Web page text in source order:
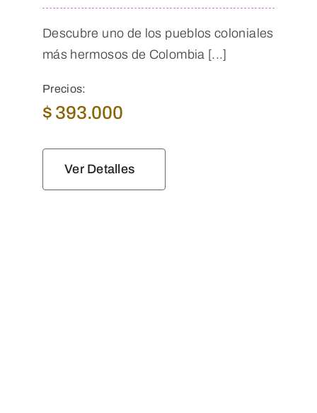
Descubre uno de los pueblos coloniales
más hermosos de Colombia [...]
Precios:
$ 393.000
Ver Detalles